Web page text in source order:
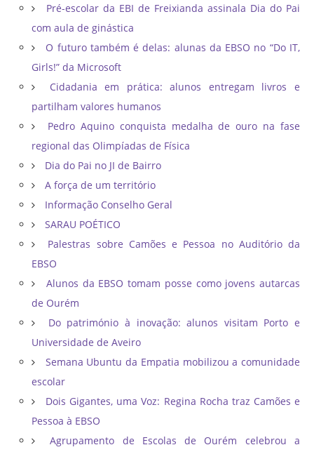
Pré-escolar da EBI de Freixianda assinala Dia do Pai
com aula de ginástica
O futuro também é delas: alunas da EBSO no “Do IT,
Girls!” da Microsoft
Cidadania em prática: alunos entregam livros e
partilham valores humanos
Pedro Aquino conquista medalha de ouro na fase
regional das Olimpíadas de Física
Dia do Pai no JI de Bairro
A força de um território
Informação Conselho Geral
SARAU POÉTICO
Palestras sobre Camões e Pessoa no Auditório da
EBSO
Alunos da EBSO tomam posse como jovens autarcas
de Ourém
Do património à inovação: alunos visitam Porto e
Universidade de Aveiro
Semana Ubuntu da Empatia mobilizou a comunidade
escolar
Dois Gigantes, uma Voz: Regina Rocha traz Camões e
Pessoa à EBSO
Agrupamento de Escolas de Ourém celebrou a